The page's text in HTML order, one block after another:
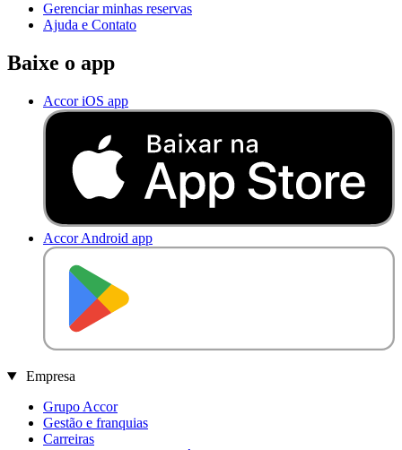
Gerenciar minhas reservas
Ajuda e Contato
Baixe o app
Accor iOS app
Accor Android app
Empresa
Grupo Accor
Gestão e franquias
Carreiras